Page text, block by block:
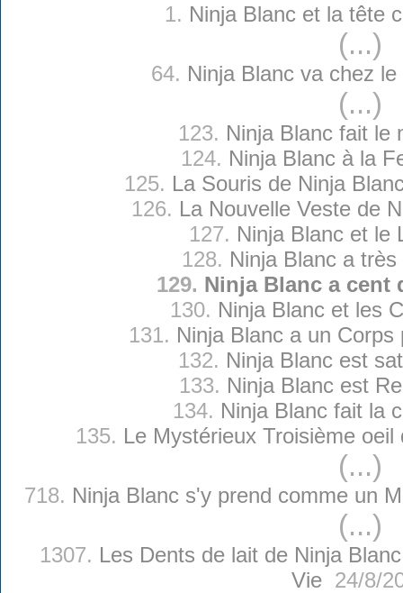
1. Ninja Blanc et la tête
(...)
64. Ninja Blanc va chez
(...)
123. Ninja Blanc fait le
124. Ninja Blanc à la
125. La Souris de Ninja
126. La Nouvelle Veste de
127. Ninja Blanc et le
128. Ninja Blanc a très
129. Ninja Blanc a cent
130. Ninja Blanc et les
131. Ninja Blanc a un Corps
132. Ninja Blanc est
133. Ninja Blanc est
134. Ninja Blanc fait la
135. Le Mystérieux Troisième oeil
(...)
718. Ninja Blanc s'y prend comme un
(...)
1307. Les Dents de lait de Ninja
Vie24/8/